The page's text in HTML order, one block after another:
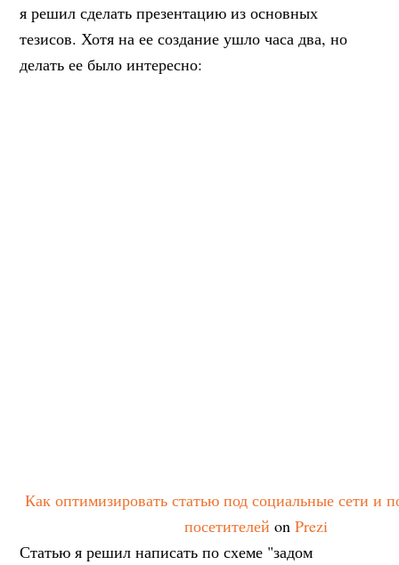
я решил сделать презентацию из основных
тезисов. Хотя на ее создание ушло часа два, но
делать ее было интересно:
Как оптимизировать статью под социальные сети и
посетителей on Prezi
Статью я решил написать по схеме "задом